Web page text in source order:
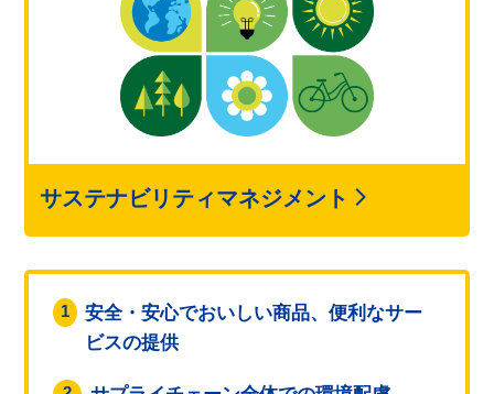
サステナビリティマネジメント
1
安全・安心でおいしい商品、便利なサー
ビスの提供